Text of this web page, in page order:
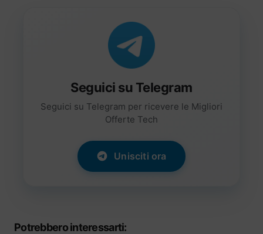
Seguici su Telegram
Seguici su Telegram per ricevere le Migliori
Offerte Tech
Unisciti ora
Potrebbero interessarti: